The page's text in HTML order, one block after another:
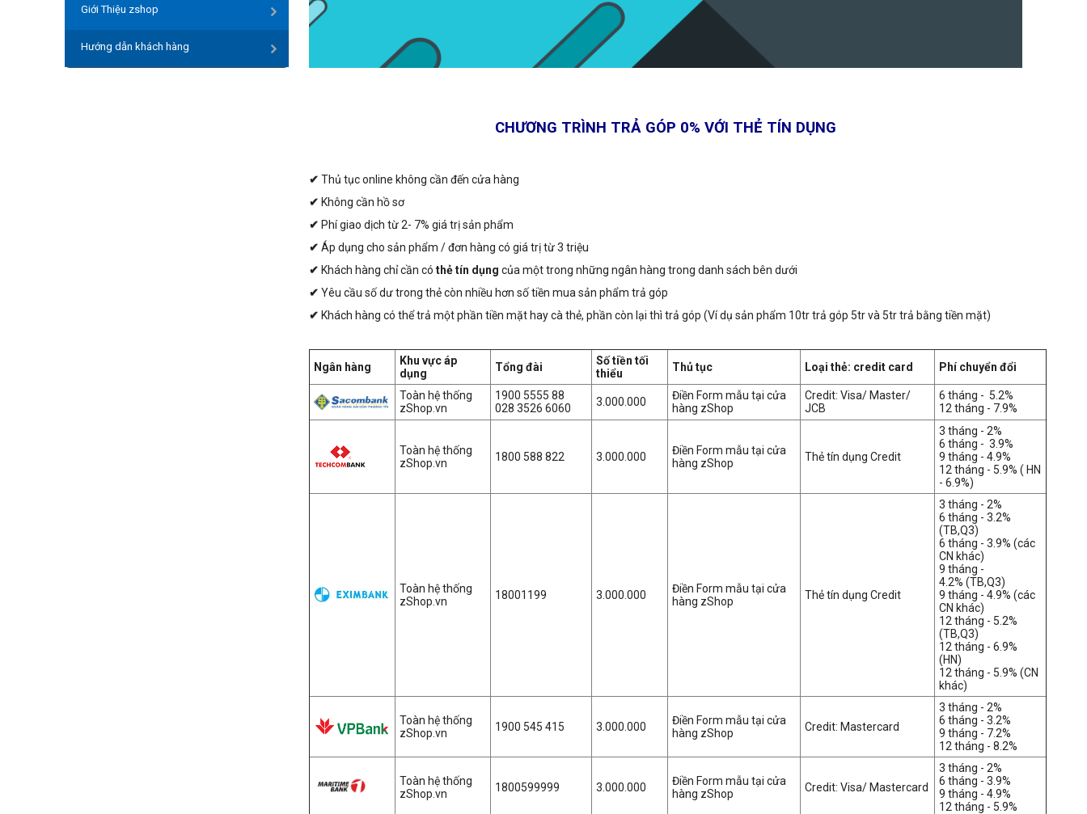
Giới Thiệu zshop
Hướng dẫn khách hàng
CHƯƠNG TRÌNH TRẢ GÓP 0% VỚI THẺ TÍN DỤNG
✔Thủ tục online không cần đến cửa hàng
✔Không cần hồ sơ
✔Phí giao dịch từ 2- 7% giá trị sản phẩm
✔Áp dụng cho sản phẩm / đơn hàng có giá trị từ 3 triệu
✔Khách hàng chỉ cần cóthẻ tín dụng của một trong những ngân hàng trong danh sách bên dưới
✔Yêu cầu số dư trong thẻ còn nhiều hơn số tiền mua sản phẩm trả góp
✔Khách hàng có thể trả một phần tiền mặt hay cà thẻ, phần còn lại thì trả góp (Ví dụ sản phẩm 10tr trả góp 5tr và 5tr trả bằng tiền mặt)
Ngân hàng
Khu vực áp
dụng
Tổng đài
Số tiền tối
thiểu
Thủ tục Loại thẻ: credit card Phí chuyển đổi
Toàn hệ thống
zShop.vn
1900 5555 88
028 3526 6060
3.000.000
Điền Form mẫu tại cửa
hàng zShop
Credit: Visa/ Master/
JCB
6 tháng - 5.2%
12 tháng - 7.9%
Toàn hệ thống
zShop.vn
1800 588 822 3.000.000 Điền Form mẫutại cửa
hàng zShop
Thẻ tín dụng Credit
3 tháng - 2%
6 tháng - 3.9%
9 tháng - 4.9%
12 tháng - 5.9% ( HN
- 6.9%)
Toàn hệ thống
zShop.vn
18001199 3.000.000 Điền Form mẫutại cửa
hàng zShop
Thẻ tín dụng Credit
3 tháng - 2%
6 tháng - 3.2%
(TB,Q3)
6 tháng - 3.9% (các
CN khác)
9 tháng -
4.2% (TB,Q3)
9 tháng - 4.9% (các
CN khác)
12 tháng - 5.2%
(TB,Q3)
12 tháng - 6.9%
(HN)
12 tháng - 5.9% (CN
khác)
Toàn hệ thống
zShop.vn
1900 545 415 3.000.000 Điền Form mẫutại cửa
hàng zShop
Credit: Mastercard
3 tháng - 2%
6 tháng - 3.2%
9 tháng - 7.2%
12 tháng - 8.2%
Toàn hệ thống
zShop.vn
1800599999 3.000.000 Điền Form mẫutại cửa
hàng zShop
Credit: Visa/ Mastercard
3 tháng - 2%
6 tháng - 3.9%
9 tháng - 4.9%
12 tháng - 5.9%